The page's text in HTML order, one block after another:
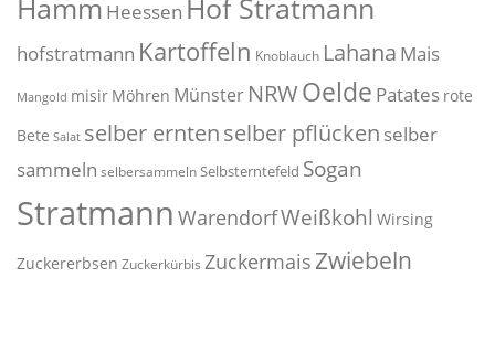
Hamm Heessen Hof Stratmann
hofstratmann Kartoffeln Knoblauch Lahana Mais
Mangold misir Möhren Münster NRWOelde Patates rote
Bete Salat selber erntenselber pflücken selber
sammeln selbersammelnSelbsterntefeld Sogan
Stratmann WarendorfWeißkohl Wirsing
Zuckererbsen Zuckerkürbis Zuckermais Zwiebeln